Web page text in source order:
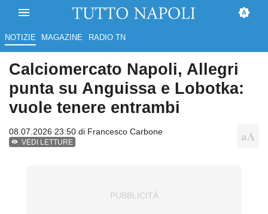
NOTIZIE MAGAZINE RADIO TN
Calciomercato Napoli, Allegri
punta su Anguissa e Lobotka:
vuole tenere entrambi
08.07.2026 23:50 di Francesco Carbone
VEDI LETTURE